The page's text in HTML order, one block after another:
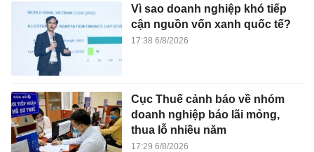
Vì sao doanh nghiệp khó tiếp
cận nguồn vốn xanh quốc tế?
17:38 6/8/2026
Cục Thuế cảnh báo về nhóm
doanh nghiệp báo lãi mỏng,
thua lỗ nhiều năm
17:29 6/8/2026